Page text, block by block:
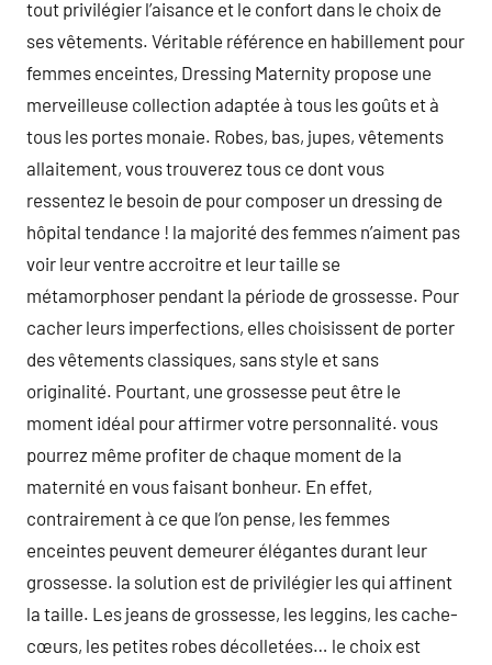
tout privilégier l’aisance et le confort dans le choix de
ses vêtements. Véritable référence en habillement pour
femmes enceintes, Dressing Maternity propose une
merveilleuse collection adaptée à tous les goûts et à
tous les portes monaie. Robes, bas, jupes, vêtements
allaitement, vous trouverez tous ce dont vous
ressentez le besoin de pour composer un dressing de
hôpital tendance ! la majorité des femmes n’aiment pas
voir leur ventre accroitre et leur taille se
métamorphoser pendant la période de grossesse. Pour
cacher leurs imperfections, elles choisissent de porter
des vêtements classiques, sans style et sans
originalité. Pourtant, une grossesse peut être le
moment idéal pour affirmer votre personnalité. vous
pourrez même profiter de chaque moment de la
maternité en vous faisant bonheur. En effet,
contrairement à ce que l’on pense, les femmes
enceintes peuvent demeurer élégantes durant leur
grossesse. la solution est de privilégier les qui affinent
la taille. Les jeans de grossesse, les leggins, les cache-
cœurs, les petites robes décolletées… le choix est